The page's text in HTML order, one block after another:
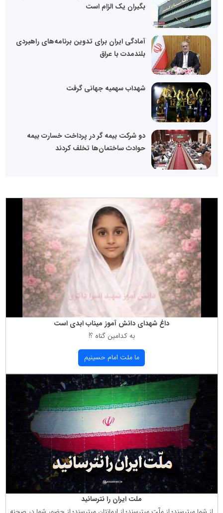
بگیران یک الزام است
آمادگی ایران برای تدوین برنامه‌های راهبردی
بلندمدت با عراق
شهداب سهمیه جهانی گرفت
دو شرکت بیمه گر در پرداخت خسارت بیمه
حوادث ساختمان‌ها تخلف کردند
داغ شهدای دانش آموز میناب ابدی است
به كدامین گناه ؟!
ما ملت امام حسینیم
ملت ایران را نترسانید